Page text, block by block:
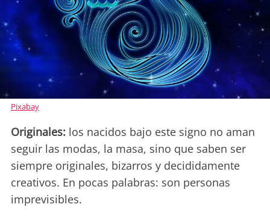
Pixabay
Originales: los nacidos bajo este signo no aman
seguir las modas, la masa, sino que saben ser
siempre originales, bizarros y decididamente
creativos. En pocas palabras: son personas
imprevisibles.